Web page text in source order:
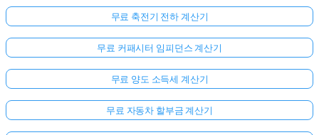
무료 축전기 전하 계산기
무료 커패시터 임피던스 계산기
무료 양도 소득세 계산기
무료 자동차 할부금 계산기